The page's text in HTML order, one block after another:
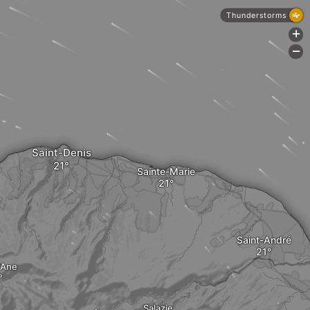
Saint-Denis
Saint-André
Sainte-Marie
Thunderstorms
+
-